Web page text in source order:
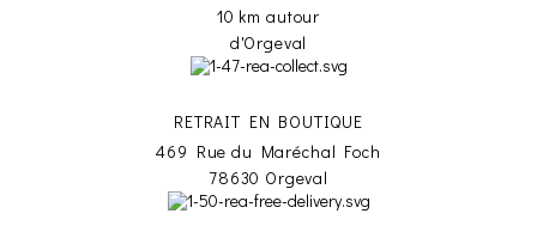
10 km autour
d'Orgeval
RETRAIT EN BOUTIQUE
469 Rue du Maréchal Foch
78630 Orgeval